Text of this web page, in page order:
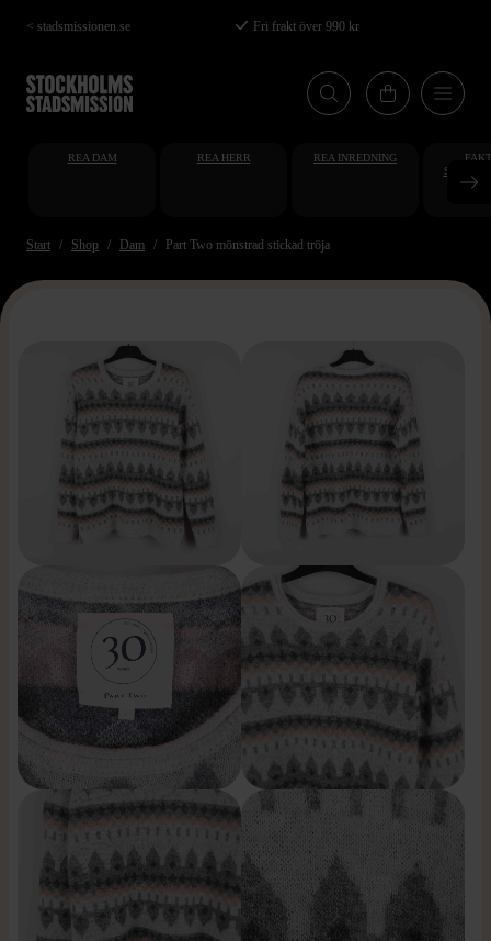
Hoppa
till
huvudinnehåll
< stadsmissionen.se Fri frakt över 990 kr
REA DAM REA HERR REA INREDNING
Start Shop Dam Part Two mönstrad stickad tröja